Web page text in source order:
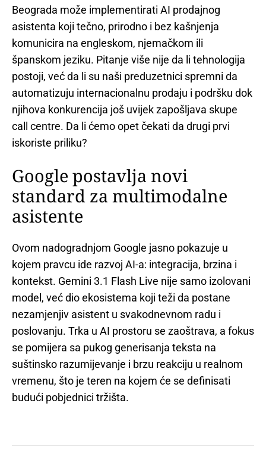
Beograda može implementirati AI prodajnog
asistenta koji tečno, prirodno i bez kašnjenja
komunicira na engleskom, njemačkom ili
španskom jeziku. Pitanje više nije da li tehnologija
postoji, već da li su naši preduzetnici spremni da
automatizuju internacionalnu prodaju i podršku dok
njihova konkurencija još uvijek zapošljava skupe
call centre. Da li ćemo opet čekati da drugi prvi
iskoriste priliku?
Google postavlja novi
standard za multimodalne
asistente
Ovom nadogradnjom Google jasno pokazuje u
kojem pravcu ide razvoj AI-a: integracija, brzina i
kontekst. Gemini 3.1 Flash Live nije samo izolovani
model, već dio ekosistema koji teži da postane
nezamjenjiv asistent u svakodnevnom radu i
poslovanju. Trka u AI prostoru se zaoštrava, a fokus
se pomijera sa pukog generisanja teksta na
suštinsko razumijevanje i brzu reakciju u realnom
vremenu, što je teren na kojem će se definisati
budući pobjednici tržišta.